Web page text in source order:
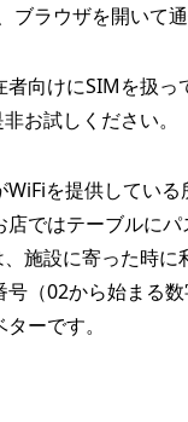
ラウザを開いて
向けにSIMを扱っ
お試しください。
を提供している
ではテーブルにパ
施設に寄った時に
（02から始まる数
ーです。